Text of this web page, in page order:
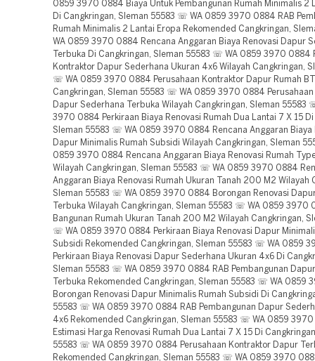
0859 3970 0884 Biaya Untuk Pembangunan Rumah Minimalis 2
Di Cangkringan, Sleman 55583 ☏ WA 0859 3970 0884 RAB
Rumah Minimalis 2 Lantai Eropa Rekomended Cangkringan,
WA 0859 3970 0884 Rencana Anggaran Biaya Renovasi Dapur
Terbuka Di Cangkringan, Sleman 55583 ☏ WA 0859 3970 0884
Kontraktor Dapur Sederhana Ukuran 4x6 Wilayah Cangkringan,
☏ WA 0859 3970 0884 Perusahaan Kontraktor Dapur Rumah
Cangkringan, Sleman 55583 ☏ WA 0859 3970 0884
Dapur Sederhana Terbuka Wilayah Cangkringan, Sleman 55583
3970 0884 Perkiraan Biaya Renovasi Rumah Dua Lantai 7 X 15
Sleman 55583 ☏ WA 0859 3970 0884 Rencana Anggaran Biaya
Dapur Minimalis Rumah Subsidi Wilayah Cangkringan, Sleman
0859 3970 0884 Rencana Anggaran Biaya Renovasi Rumah
Wilayah Cangkringan, Sleman 55583 ☏ WA 0859 3970 0884
Anggaran Biaya Renovasi Rumah Ukuran Tanah 200 M2 Wilayah
Sleman 55583 ☏ WA 0859 3970 0884 Borongan Renovasi
Terbuka Wilayah Cangkringan, Sleman 55583 ☏ WA 0859 3970
Bangunan Rumah Ukuran Tanah 200 M2 Wilayah Cangkringan,
☏ WA 0859 3970 0884 Perkiraan Biaya Renovasi Dapur
Subsidi Rekomended Cangkringan, Sleman 55583 ☏ WA 0859
Perkiraan Biaya Renovasi Dapur Sederhana Ukuran 4x6 Di
Sleman 55583 ☏ WA 0859 3970 0884 RAB Pembangunan
Terbuka Rekomended Cangkringan, Sleman 55583 ☏ WA 0859
Borongan Renovasi Dapur Minimalis Rumah Subsidi Di
55583 ☏ WA 0859 3970 0884 RAB Pembangunan Dapur
4x6 Rekomended Cangkringan, Sleman 55583 ☏ WA 0859
Estimasi Harga Renovasi Rumah Dua Lantai 7 X 15 Di
55583 ☏ WA 0859 3970 0884 Perusahaan Kontraktor Dapur
Rekomended Cangkringan, Sleman 55583 ☏ WA 0859 3970